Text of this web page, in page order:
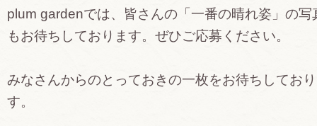
plum gardenでは、皆さんの「一番の晴れ姿」の写
もお待ちしております。ぜひご応募ください。
みなさんからのとっておきの一枚をお待ちしてお
す。